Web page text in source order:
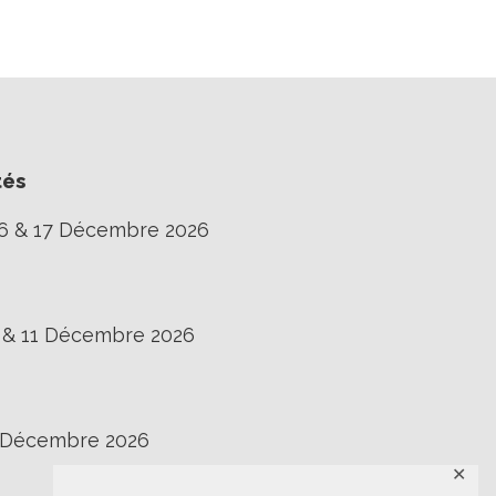
✕
& 17 Décembre 2026
11 Décembre 2026
2026